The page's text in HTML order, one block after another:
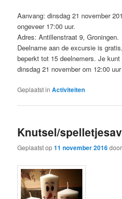
Aanvang: dinsdag 21 november
ongeveer 17:00 uur.
Adres: Antillenstraat 9, Groningen.
Deelname aan de excursie is
beperkt tot 15 deelnemers. Je
dinsdag 21 november om 12:00
Geplaatst in Activiteiten
Knutsel/
Geplaatst op11 november 2016